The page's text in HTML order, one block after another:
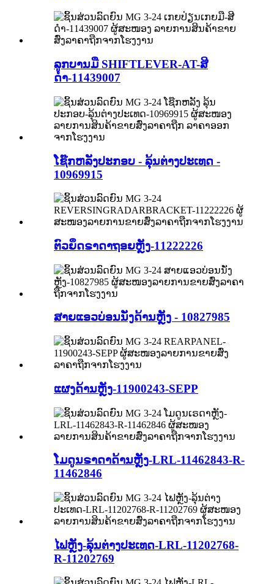
ລູກບານມື SHIFTLEVER-AT-ສີ
ດຳ-11439007
ໂຊ໊ກຫລັງປະກອບ - ລຸ້ນຕ່າງປະເທດ -
10969915
ຕົວຍຶດຣາດາຖອຍຫຼັງ-11222226
ສາຍແອວບ່ອນນັ່ງດ້ານຫຼັງ - 10827985
ແຜງດ້ານຫຼັງ-11900243-SEPP
ໂມດູນຣາດາດ້ານຫຼັງ-LRL-11462843-R-
11462846
ໄຟຫຼັງ-ລຸ້ນຕ່າງປະເທດ-LRL-11202768-
R-11202769